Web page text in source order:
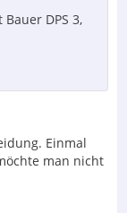
DPS 3,
Einmal
man nicht